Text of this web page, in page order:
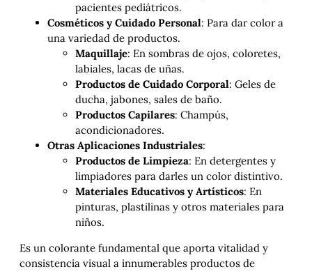
pacientes pediátricos.
Cosméticos y Cuidado Personal: Para dar color a
una variedad de productos.
Maquillaje: En sombras de ojos, coloretes,
labiales, lacas de uñas.
Productos de Cuidado Corporal: Geles de
ducha, jabones, sales de baño.
Productos Capilares: Champús,
acondicionadores.
Otras Aplicaciones Industriales:
Productos de Limpieza: En detergentes y
limpiadores para darles un color distintivo.
Materiales Educativos y Artísticos: En
pinturas, plastilinas y otros materiales para
niños.
Es un colorante fundamental que aporta vitalidad y
consistencia visual a innumerables productos de